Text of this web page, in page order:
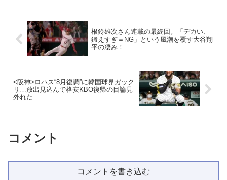
根鈴雄次さん連載の最終回。「デカい、
鍛えすぎ＝NG」という風潮を覆す大谷翔
平の凄み！
<阪神>ロハス“8月復調”に韓国球界ガック
リ…放出見込んで格安KBO復帰の目論見
外れた…
コメント
コメントを書き込む